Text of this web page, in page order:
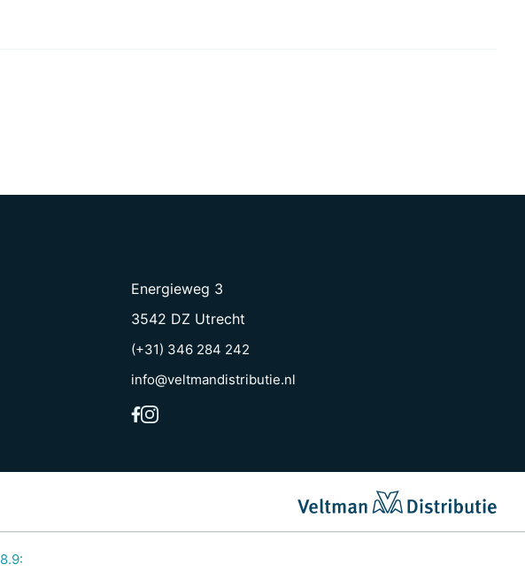
Energieweg 3
3542 DZ Utrecht
(+31) 346 284 242
info@veltmandistributie.nl
8.9: